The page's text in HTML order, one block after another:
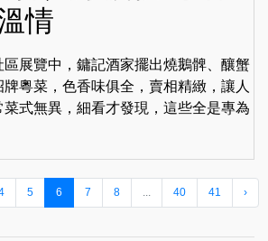
情
展覽中，鏞記酒家擺出燒鵝髀、釀蟹
粵菜，色香味俱全，賣相精緻，讓人
式無異，細看才發現，這些全是專為
5 6 7 8 40 41 ›